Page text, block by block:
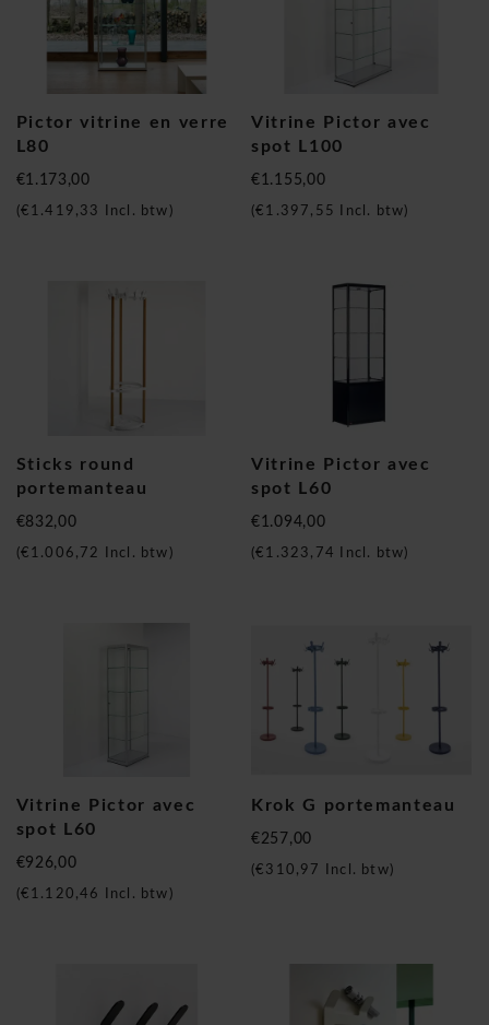
Pictor vitrine en verre
L80
€1.173,00
€1.419,33 Incl. btw)
Vitrine Pictor avec
spot L100
€1.155,00
(€1.397,55 Incl. btw)
Sticks round
portemanteau
€832,00
(€1.006,72 Incl. btw)
Vitrine Pictor avec
spot L60
€1.094,00
(€1.323,74 Incl. btw)
Vitrine Pictor avec
spot L60
€926,00
(€1.120,46 Incl. btw)
Krok G portemanteau
€257,00
(€310,97 Incl. btw)